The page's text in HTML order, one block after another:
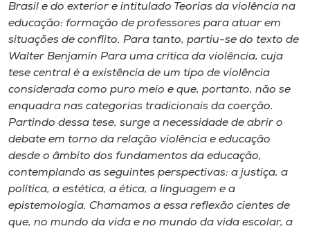
Brasil e do exterior e intitulado Teorias da violência na
educação: formação de professores para atuar em
situações de conflito. Para tanto, partiu-se do texto de
Walter Benjamin Para uma crítica da violência, cuja
tese central é a existência de um tipo de violência
considerada como puro meio e que, portanto, não se
enquadra nas categorias tradicionais da coerção.
Partindo dessa tese, surge a necessidade de abrir o
debate em torno da relação violência e educação
desde o âmbito dos fundamentos da educação,
contemplando as seguintes perspectivas: a justiça, a
política, a estética, a ética, a linguagem e a
epistemologia. Chamamos a essa reflexão cientes de
que, no mundo da vida e no mundo da vida escolar, a